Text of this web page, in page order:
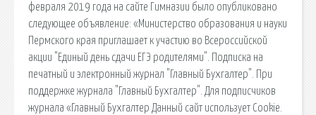
февраля 2019 года на сайте Гимназии было опубликовано
следующее объявление: «Министерство образования и науки
Пермского края приглашает к участию во Всероссийской
акции "Единый день сдачи ЕГЭ родителями". Подписка на
печатный и электронный журнал "Главный Бухгалтер". При
поддержке журнала "Главный Бухгалтер". Для подписчиков
журнала «Главный Бухгалтер Данный сайт использует Cookie.